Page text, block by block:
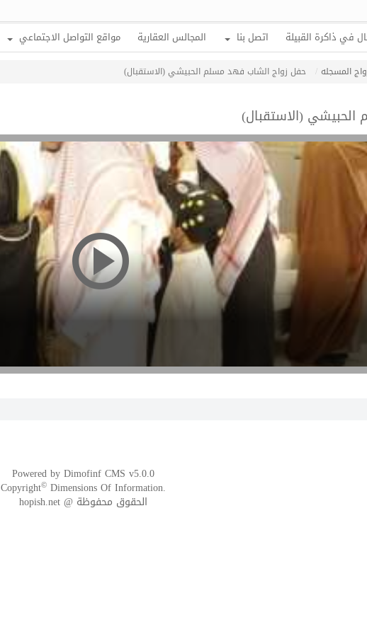
في ذاكرة القبيلة اتصل بنا المجالس العقارية مواقع التواصل الاجتماعي
المسجله حفل زواج الشاب فهد مسلم الحبيشي (الاستقبال)
(الاستقبال)
Powered byDimofinf CMS v5.0.0
Copyright©Dimensions Of Information.
الحقوق محفوظة @ hopish.net